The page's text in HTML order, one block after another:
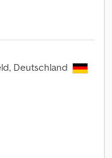
Deutschland